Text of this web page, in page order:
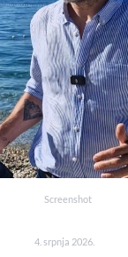
Screenshot
4. srpnja 2026.